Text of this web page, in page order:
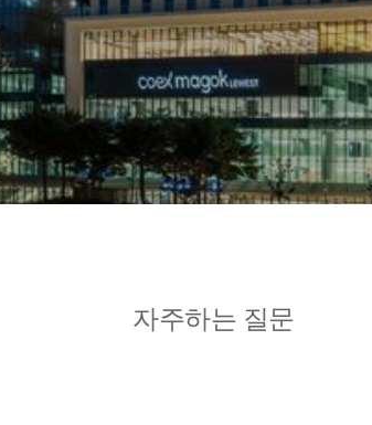
자주하는 질문